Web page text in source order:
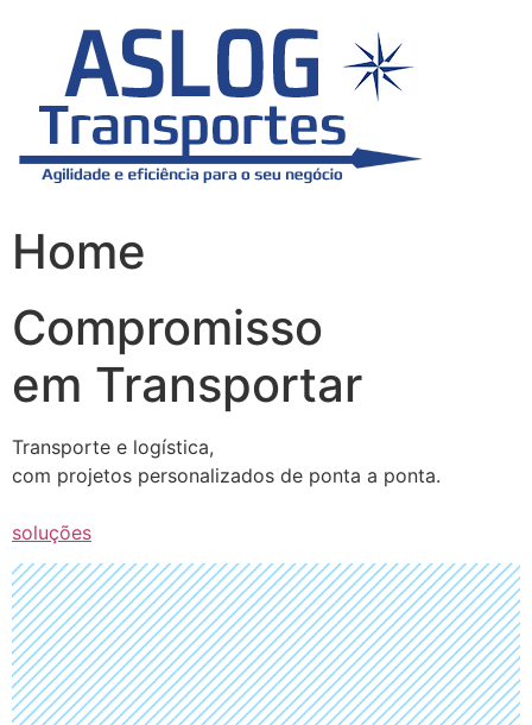
Home
Compromisso
em Transportar
Transporte e logística,
com projetos personalizados de ponta a ponta.
soluções